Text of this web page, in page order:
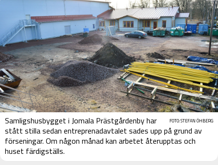
FOTO: STEFAN ÖHBERG
Samligshusbygget i Jomala Prästgårdenby har
stått stilla sedan entreprenadavtalet sades upp på grund av
förseningar. Om någon månad kan arbetet återupptas och
huset färdigställs.